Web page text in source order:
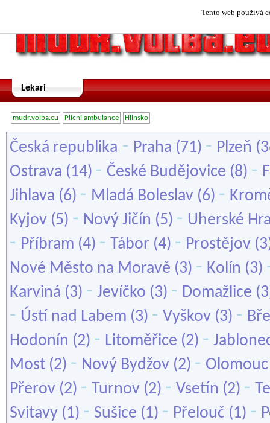
Tento web používá
Lekari
mudr.volba.eu Plicní ambulance Hlinsko
Česká republika - Praha (71) - Plzeň
Ostrava (14) - České Budějovice (8) -
Jihlava (6) - Mladá Boleslav (6) -
Kyjov (5) - Nový Jičín (5) - Uherské
- Příbram (4) - Tábor (4) - Prostějov
Nové Město na Moravě (3) - Kolín (3)
Karviná (3) - Jevíčko (3) - Domažlice
- Ústí nad Labem (3) - Vyškov (3) -
Hodonín (2) - Litoměřice (2) -
Most (2) - Nový Bydžov (2) - Olomouc
Přerov (2) - Turnov (2) - Vsetín (2) -
Svitavy (1) - Sušice (1) - Přelouč (1) -